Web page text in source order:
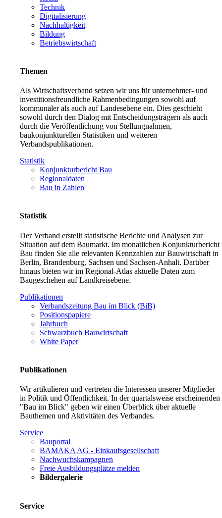
Technik
Digitalisierung
Nachhaltigkeit
Bildung
Betriebswirtschaft
Themen
Als Wirtschaftsverband setzen wir uns für unternehmer- und
investitionsfreundliche Rahmenbedingungen sowohl auf
kommunaler als auch auf Landesebene ein. Dies geschieht
sowohl durch den Dialog mit Entscheidungsträgern als auch
durch die Veröffentlichung von Stellungnahmen,
baukonjunkturellen Statistiken und weiteren
Verbandspublikationen.
Statistik
Konjunkturbericht Bau
Regionaldaten
Bau in Zahlen
Statistik
Der Verband erstellt statistische Berichte und Analysen zur
Situation auf dem Baumarkt. Im monatlichen Konjunkturbericht
Bau finden Sie alle relevanten Kennzahlen zur Bauwirtschaft in
Berlin, Brandenburg, Sachsen und Sachsen-Anhalt. Darüber
hinaus bieten wir im Regional-Atlas aktuelle Daten zum
Baugeschehen auf Landkreisebene.
Publikationen
Verbandszeitung Bau im Blick (BiB)
Positionspapiere
Jahrbuch
Schwarzbuch Bauwirtschaft
White Paper
Publikationen
Wir artikulieren und vertreten die Interessen unserer Mitglieder
in Politik und Öffentlichkeit. In der quartalsweise erscheinenden
"Bau im Blick" geben wir einen Überblick über aktuelle
Bauthemen und Aktivitäten des Verbandes.
Service
Bauportal
BAMAKA AG - Einkaufsgesellschaft
Nachwuchskampagnen
Freie Ausbildungsplätze melden
Bildergalerie
Service